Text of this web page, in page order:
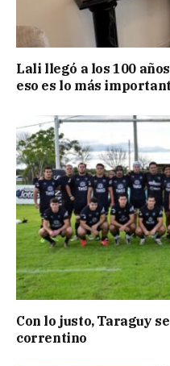
Lali llegó a los 100
eso es lo más
Con lo justo, Taraguy
correntino